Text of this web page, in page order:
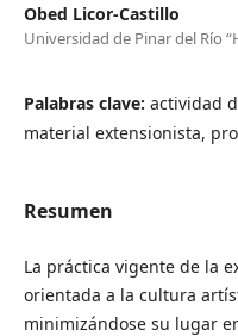
Obed Licor-Castillo
Universidad de Pinar del Río
Palabras clave: actividad
material extensionista,
Resumen
La práctica vigente de la
orientada a la cultura
minimizándose su lugar